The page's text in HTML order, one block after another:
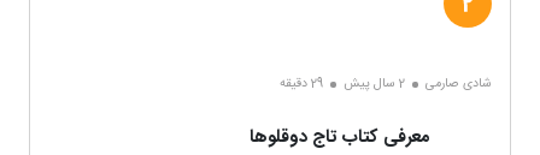
شادی صارمی 2 سال پیش 29 دقیقه
معرفی کتاب تاج دوقلوها